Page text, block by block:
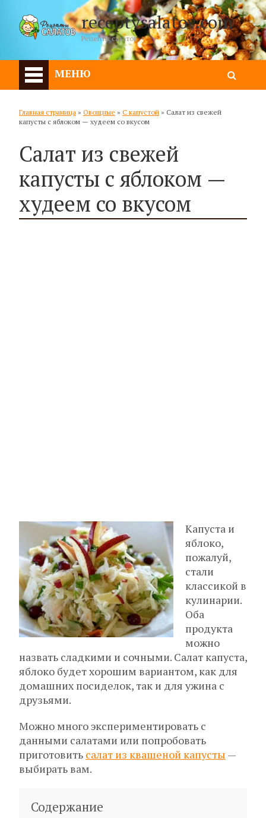
receptysalatov.com
Рецепты салатов
МЕНЮ
Главная страница » Овощные » С капустой » Салат из свежей
капусты с яблоком — худеем со вкусом
Салат из свежей
капусты с яблоком —
худеем со вкусом
Капуста и
яблоко,
пожалуй,
стали
классикой в
кулинарии.
Оба
продукта
можно
назвать сладкими и сочными. Салат капуста,
яблоко будет хорошим вариантом, как для
домашних посиделок, так и для ужина с
друзьями.
Можно много экспериментировать с
данными салатами или попробовать
приготовить салат из квашеной капусты —
выбирать вам.
Содержание